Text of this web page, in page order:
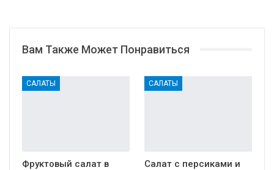
Вам Также Может Понравиться
САЛАТЫ
Фруктовый салат в
САЛАТЫ
Салат с персиками и